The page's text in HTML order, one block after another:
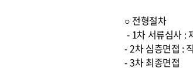
○ 전형절차
- 1차 서류심사 :
- 2차 심층면접 :
- 3차 최종면접